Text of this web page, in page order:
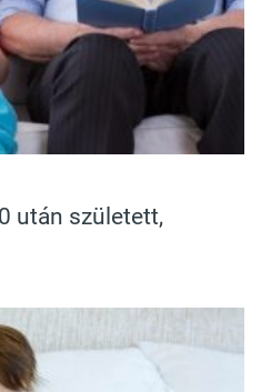
után született,